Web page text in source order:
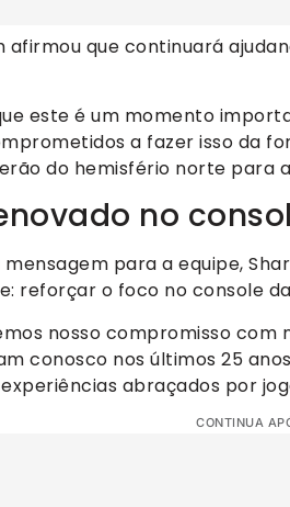
afirmou que continuará
este é um momento
a fazer isso da
do hemisfério norte para
no
para a equipe,
reforçar o foco no console
nosso compromisso com
conosco nos últimos 25
abraçados por
CONTINUA